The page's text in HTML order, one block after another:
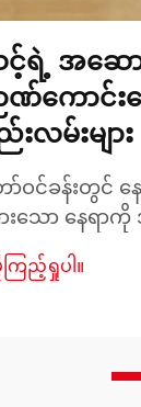
ရဲ့ အဆ
ဏ်ကောင်
းလမ်းများ
ာ်ဝင်ခန်းတွင်
းသော နေရာကို
စေပြီး အိပ်စက်
ြည့်ရှုပါ။